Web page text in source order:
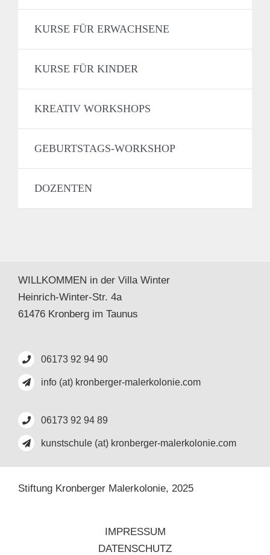
KURSE FÜR ERWACHSENE
KURSE FÜR KINDER
KREATIV WORKSHOPS
GEBURTSTAGS-WORKSHOP
DOZENTEN
WILLKOMMEN in der Villa Winter
Heinrich-Winter-Str. 4a
61476 Kronberg im Taunus
06173 92 94 90
info (at) kronberger-malerkolonie.com
06173 92 94 89
kunstschule (at) kronberger-malerkolonie.com
Stiftung Kronberger Malerkolonie, 2025
IMPRESSUM
DATENSCHUTZ